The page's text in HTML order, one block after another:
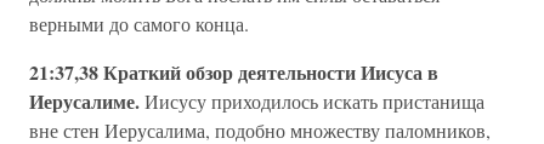
верными до самого конца.
21:37,38 Краткий обзор деятельности Иисуса в
Иерусалиме.Иисусу приходилось искать пристанища
вне стен Иерусалима, подобно множеству паломников,